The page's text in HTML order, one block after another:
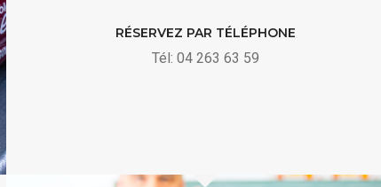
RÉSERVEZ PAR TÉLÉPHONE
Tél: 04 263 63 59